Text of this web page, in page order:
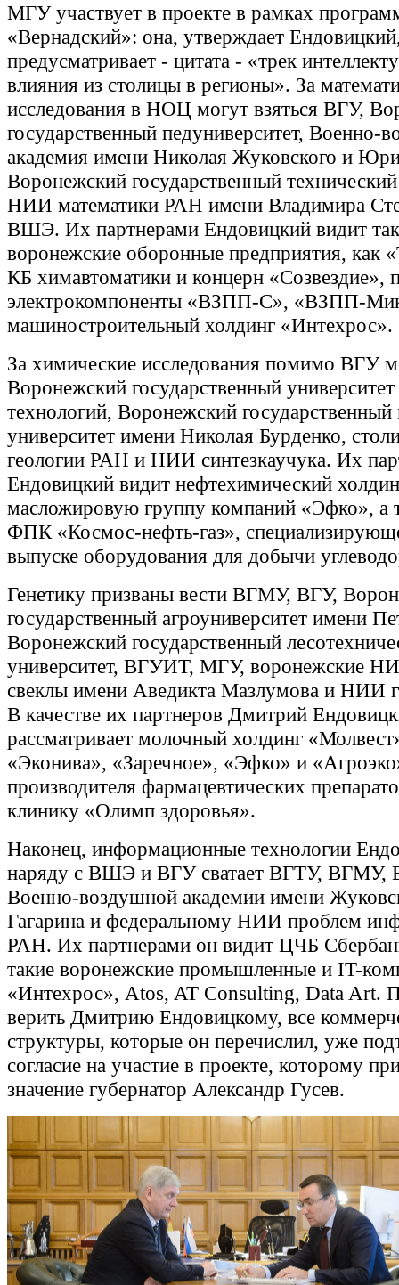
МГУ участвует в проекте в рамках
«Вернадский»: она, утверждает
предусматривает - цитата - «трек
влияния из столицы в регионы». За
исследования в НОЦ могут взяться ВГУ,
государственный педуниверситет, Военно-
академия имени Николая Жуковского и
Воронежский государственный
НИИ математики РАН имени Владимира
ВШЭ. Их партнерами Ендовицкий видит
воронежские оборонные предприятия, как
КБ химавтоматики и концерн «Созвездие»,
электрокомпоненты «ВЗПП-С», «ВЗПП-
машиностроительный холдинг «Интехрос».
За химические исследования помимо ВГУ
Воронежский государственный
технологий, Воронежский
университет имени Николая Бурденко,
геологии РАН и НИИ синтезкаучука. Их
Ендовицкий видит нефтехимический
масложировую группу компаний «Эфко»,
ФПК «Космос-нефть-газ»,
выпуске оборудования для добычи
Генетику призваны вести ВГМУ, ВГУ,
государственный агроуниверситет имени
Воронежский государственный
университет, ВГУИТ, МГУ, воронежские
свеклы имени Аведикта Мазлумова и НИИ
В качестве их партнеров Дмитрий
рассматривает молочный холдинг
«Эконива», «Заречное», «Эфко» и
производителя фармацевтических
клинику «Олимп здоровья».
Наконец, информационные технологии
наряду с ВШЭ и ВГУ сватает ВГТУ, ВГМУ,
Военно-воздушной академии имени
Гагарина и федеральному НИИ проблем
РАН. Их партнерами он видит ЦЧБ
такие воронежские промышленные и IT-
«Интехрос», Atos, AT Consulting, Data Art.
верить Дмитрию Ендовицкому, все
структуры, которые он перечислил, уже
согласие на участие в проекте, которому
значение губернатор Александр Гусев.